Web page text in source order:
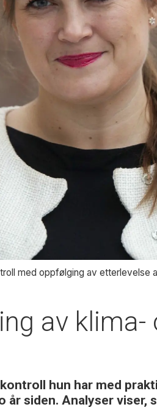
med oppfølging av etterlevelse
av klima-
hun har med
siden. Analyser viser,